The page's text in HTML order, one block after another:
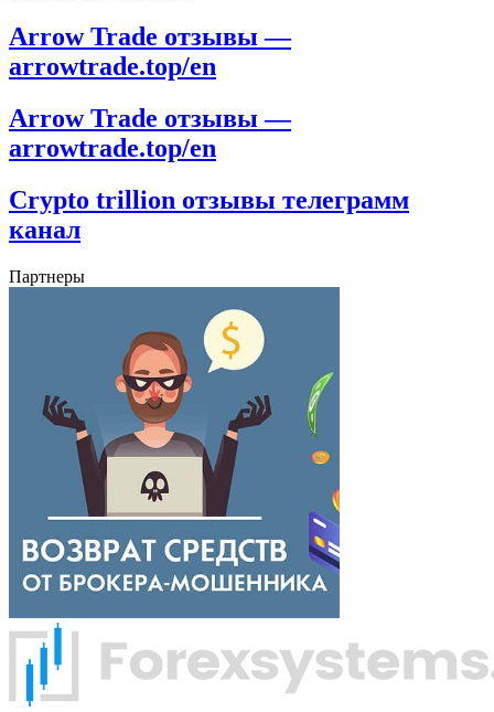
Arrow Trade отзывы —
arrowtrade.top/en
Arrow Trade отзывы —
arrowtrade.top/en
Crypto trillion отзывы телеграмм
канал
Партнеры